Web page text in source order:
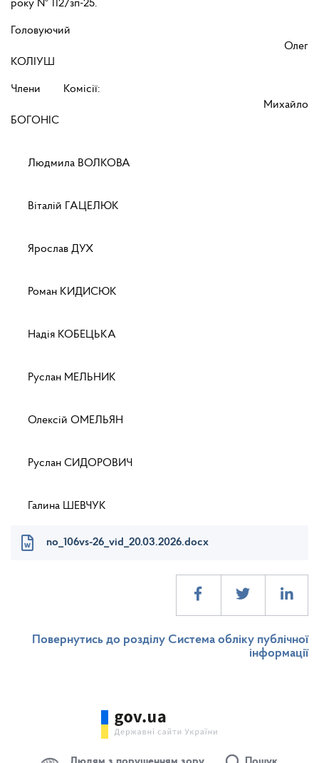
року № 112/зп-25.
Головуючий
Олег
КОЛІУШ
Члени Комісії:
Михайло
БОГОНІС
Людмила ВОЛКОВА
Віталій ГАЦЕЛЮК
Ярослав ДУХ
Роман КИДИСЮК
Надія КОБЕЦЬКА
Руслан МЕЛЬНИК
Олексій ОМЕЛЬЯН
Руслан СИДОРОВИЧ
Галина ШЕВЧУК
no_106vs-26_vid_20.03.2026.docx
Повернутись до розділу Система обліку публічної
інформації